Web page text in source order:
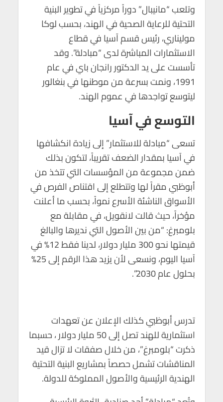
وتلعب “مانيبال” دوراً مركزياً في تطوير البنية
التحتية للرعاية الصحية في الهند، بحسب لوكا
موليناري، رئيس قسم آسيا في قطاع
الاستثمارات المباشرة لدى “مبادلة”. وقد
تأسست على يد الدكتور رانجان باي في عام
1991، ونمت بسرعة من موطنها في بنغالور
ليتوسع تواجدها في عموم الهند.
التوسع في آسيا
تسعى “مبادلة للاستثمار” إلى زيادة انكشافها
في آسيا بمقدار الضعف تقريباً، لتكون بذلك
ضمن مجموعة من المؤسسات التي تتخذ من
أبوظبي مقراً لها وتتطلع إلى اقتناص الفرص في
الأسواق الناشئة الأسرع نمواً، بحسب ما أعلنت
مؤخراً، حيث قالت لانقويل، في مقابلة مع
بلومبرغ: “من بين الأصول التي نديرها والبالغ
قيمتها نحو 300 مليار دولار، لدينا فقط 12% في
آسيا اليوم، ونسعى لأن يزيد هذا الرقم إلى 25%
بحلول عام 2030”.
تدرس أبوظبي كذلك الإعلان عن تعهدات
استثمارية للهند تصل إلى 50 مليار دولار ، حسبما
ذكرت “بلومبرغ”، من خلال صفقات لا تزال قيد
المناقشات تشمل حصصاً بمشاريع البنية التحتية
الهندية الرئيسية والأصول المملوكة للدولة.